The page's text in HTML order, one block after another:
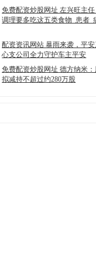
免费配资炒股网址 左兴旺主
调理要多吃这五类食物_患者_
配资资讯网站 暴雨来袭，平
心支公司全力守护车主平安
免费配资炒股网址 德方纳米
拟减持不超过约280万股